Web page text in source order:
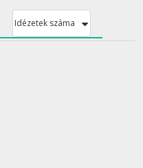
Idézetek száma